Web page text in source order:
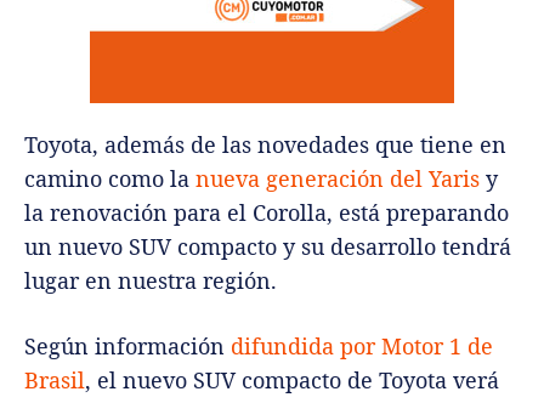
Toyota, además de las novedades que tiene en
camino como la nueva generación del Yaris y
la renovación para el Corolla, está preparando
un nuevo SUV compacto y su desarrollo tendrá
lugar en nuestra región.
Según información difundida por Motor 1 de
Brasil, el nuevo SUV compacto de Toyota verá